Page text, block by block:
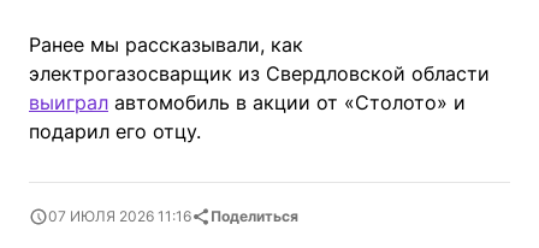
Ранее мы рассказывали, как
электрогазосварщик из Свердловской области
выиграл автомобиль в акции от «Столото» и
подарил его отцу.
07 ИЮЛЯ 2026 11:16 Поделиться